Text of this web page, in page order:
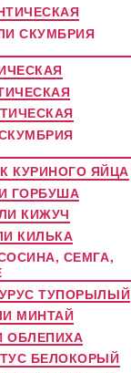
СКУМБРИЯ
КУРИНОГО ЯЙЦА
ГОРБУША
КИЖУЧ
КИЛЬКА
СЕМГА,
ТУПОРЫЛЫЙ
МИНТАЙ
ОБЛЕПИХА
БЕЛОКОРЫЙ